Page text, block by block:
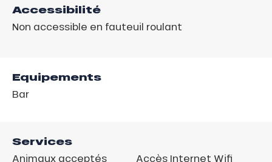
Accessibilité
Non accessible en fauteuil roulant
Equipements
Bar
Services
Animaux acceptés Accès Internet Wifi